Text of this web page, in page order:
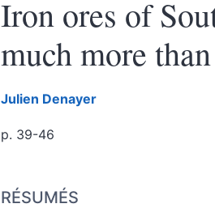
Iron ores of
much more
Julien Denayer
p. 39-46
Index
RÉSUMÉS